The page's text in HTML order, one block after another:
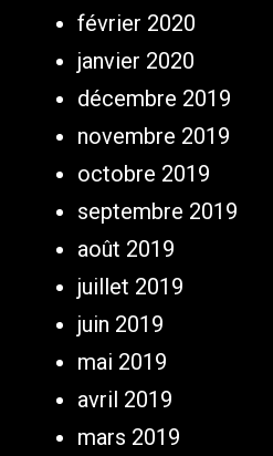
février 2020
janvier 2020
décembre 2019
novembre 2019
octobre 2019
septembre 2019
août 2019
juillet 2019
juin 2019
mai 2019
avril 2019
mars 2019